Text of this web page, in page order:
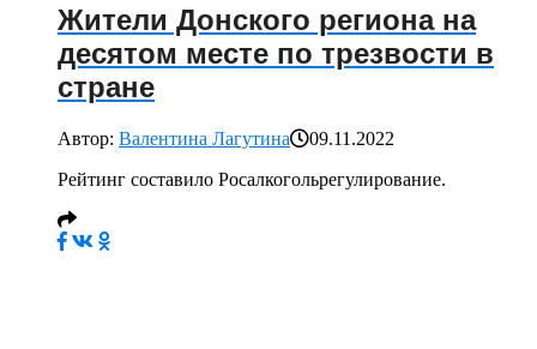
Жители Донского региона на
десятом месте по трезвости в
стране
Автор: Валентина Лагутина
09.11.2022
Рейтинг составило Росалкогольрегулирование.